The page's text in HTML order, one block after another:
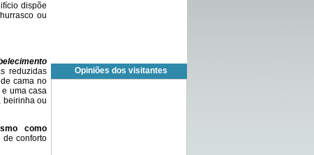
dispõe
ou
reduzidas
cama no
uma casa
beirinha ou
como
de conforto
Opiniões dos visitantes